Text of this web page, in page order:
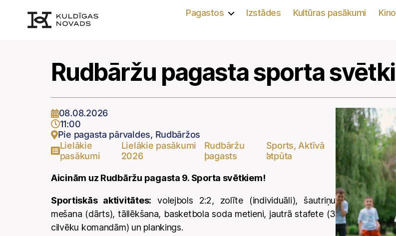
Pagastos Izstādes Kultūras pasākumi Kino
Rudbāržu pagasta sporta svētki
08.08.2026
11:00
Pie pagasta pārvaldes, Rudbāržos
Lielākie
pasākumi
,Lielākie pasākumi
2026
,Rudbāržu
pagasts
,Sports, Aktīvā
atpūta
Aicinām uz Rudbāržu pagasta 9. Sporta svētkiem!
Sportiskās aktivitātes: volejbols 2:2, zolīte (individuāli), šautriņu
mešana (dārts), tāllēkšana, basketbola soda metieni, jautrā stafete (3
cilvēku komandām) un plankings.